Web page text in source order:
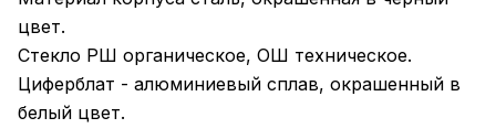
цвет.
Стекло РШ органическое, ОШ техническое.
Циферблат - алюминиевый сплав, окрашенный в
белый цвет.